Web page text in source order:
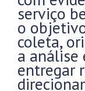
serviço
o
coleta,
a
entregar